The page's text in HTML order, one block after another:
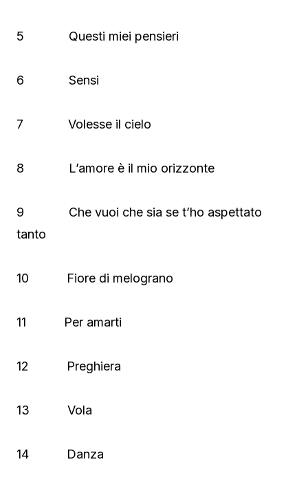
5 Questi miei pensieri
6 Sensi
7 Volesse il cielo
8 L’amore è il mio orizzonte
9 Che vuoi che sia se t’ho aspettato
tanto
10 Fiore di melograno
11 Per amarti
12 Preghiera
13 Vola
14 Danza